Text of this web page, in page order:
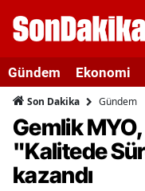
Gündem Ekonomi
Son Dakika Gündem
Gemlik
"Kalitede
kazandı